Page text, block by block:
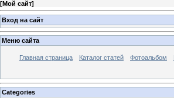
[Мой сайт]
Вход на сайт
Меню сайта
Главная страница Каталог статей Фотоальбом
Categories